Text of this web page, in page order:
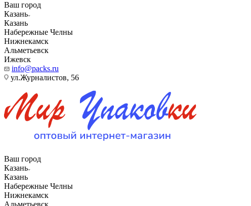
Ваш город
Казань
Казань
Набережные Челны
Нижнекамск
Альметьевск
Ижевск
info@packs.ru
ул.Журналистов, 56
Ваш город
Казань
Казань
Набережные Челны
Нижнекамск
Альметьевск